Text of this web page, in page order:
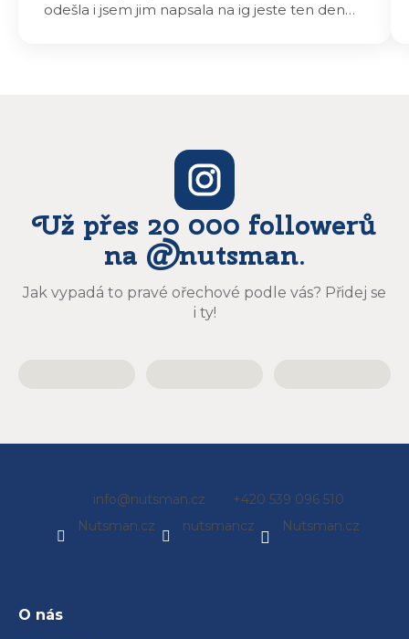
odešla i jsem jim napsala na ig jeste ten den
Už přes 20 000 followerů
na @nutsman.
Jak vypadá to pravé ořechové podle vás? Přidej se
i ty!
info@nutsman.cz
+420 539 096 510
Nutsman.cz
nutsmancz Nutsman.cz
O nás